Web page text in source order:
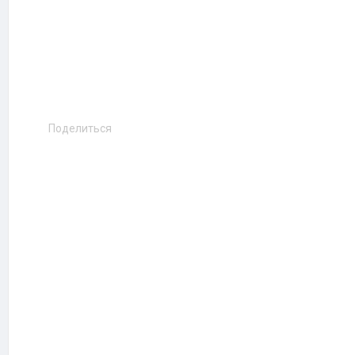
Поделиться